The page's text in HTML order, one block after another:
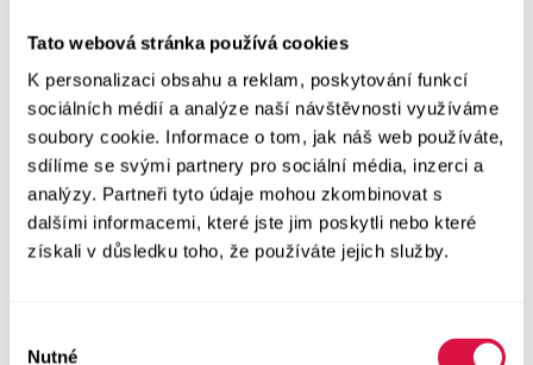
Tato webová stránka používá cookies
K personalizaci obsahu a reklam, poskytování funkcí
sociálních médií a analýze naší návštěvnosti využíváme
soubory cookie. Informace o tom, jak náš web používáte,
sdílíme se svými partnery pro sociální média, inzerci a
analýzy. Partneři tyto údaje mohou zkombinovat s
dalšími informacemi, které jste jim poskytli nebo které
získali v důsledku toho, že používáte jejich služby.
Nutné